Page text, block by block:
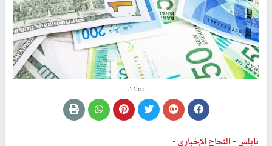
عملات
نابلس -النجاح الإخباري -